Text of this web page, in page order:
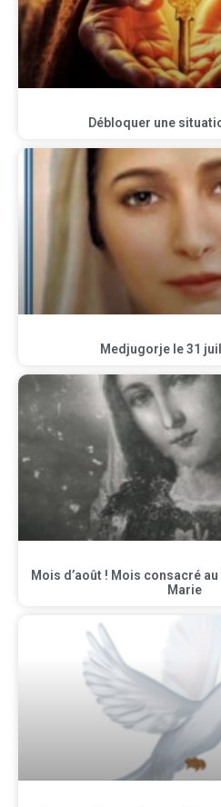
Débloquer une
Medjugorje le 31
Mois d’août ! Mois consacré
Marie